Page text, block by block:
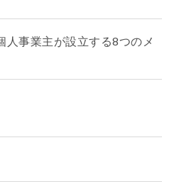
人事業主が設立する8つのメ